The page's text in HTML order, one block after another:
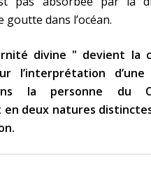
goutte dans l’océan.
divine " devient la
l’interprétation d’une
la personne du
en deux natures